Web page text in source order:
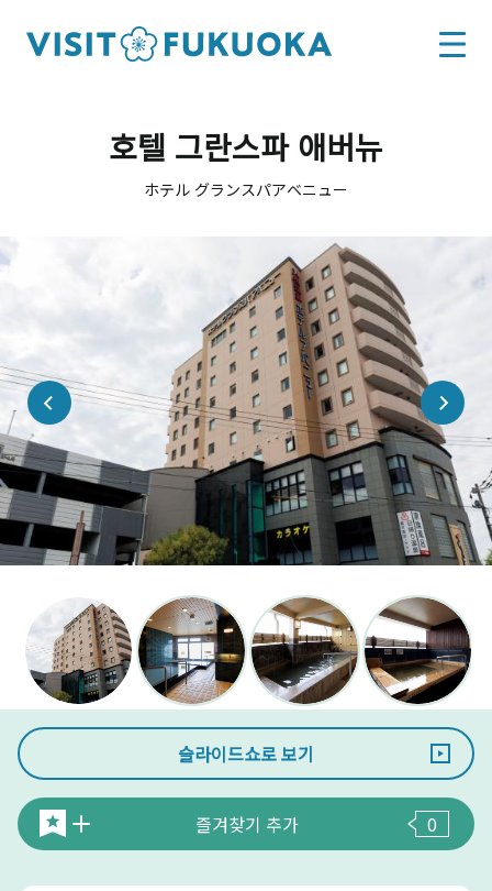
호텔 그란스파 애버뉴
ホテル グランスパアベニュー
슬라이드쇼로 보기
즐겨찾기 추가 0